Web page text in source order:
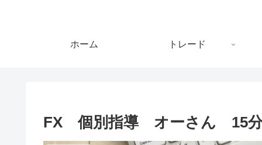
ホーム トレード
FX 個別指導 オーさん 15